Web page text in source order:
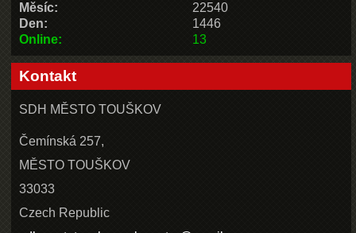
Online: 13
Měsíc:
22540
Den:
1446
Kontakt
SDH MĚSTO TOUŠKOV
Čemínská 257,
MĚSTO TOUŠKOV
33033
Czech Republic